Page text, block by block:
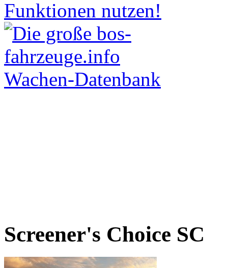
Screener's Choice SC